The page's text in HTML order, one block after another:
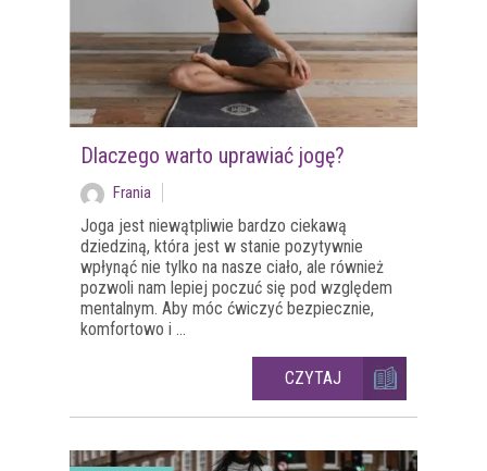
Dlaczego warto uprawiać jogę?
Frania
Joga jest niewątpliwie bardzo ciekawą
dziedziną, która jest w stanie pozytywnie
wpłynąć nie tylko na nasze ciało, ale również
pozwoli nam lepiej poczuć się pod względem
mentalnym. Aby móc ćwiczyć bezpiecznie,
komfortowo i ...
CZYTAJ